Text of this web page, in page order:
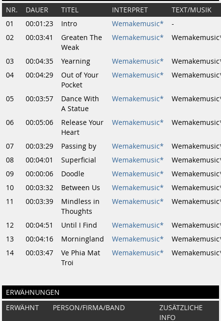
NR. DAUER TITEL INTERPRET
TEXT/MUSIK
01
00:01:23 Intro Wemakemusic*
-
02
00:03:41
Greaten The
Weak
Wemakemusic*
03 00:04:35 Yearning Wemakemusic*
04
00:04:29
Out of Your
Pocket
Wemakemusic*
05 00:03:57
Dance With
A Statue
Wemakemusic*
06 00:05:06
Release Your
Heart
Wemakemusic*
07 00:03:29 Passing by Wemakemusic*
08
00:04:01 Superficial Wemakemusic*
09
00:00:06 Doodle Wemakemusic*
10
00:03:32 Between Us Wemakemusic*
11
00:03:39
Mindless in
Thoughts
Wemakemusic*
12 00:04:51 Until I Find Wemakemusic*
13
00:04:16 Morningland Wemakemusic*
14
00:03:47
Ve Phia Mat
Troi
Wemakemusic*
ERWÄHNUNGEN
ERWÄHNT PERSON/FIRMA/BAND
ZUSÄTZLICHE
INFO